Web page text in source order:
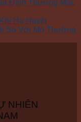
Đình Thường Mắc
Hạ Huyệt
So Với Mộ Thường
NHIÊN